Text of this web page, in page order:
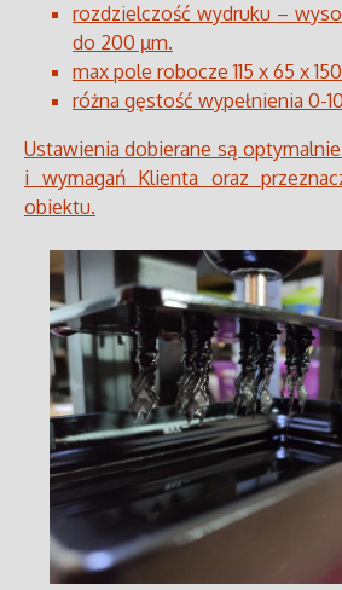
rozdzielczość wydruku –
do 200 µm.
max pole robocze 115 x 65 x
różna gęstość wypełnienia 0-
Ustawienia dobierane są
i wymagań Klienta oraz
obiektu.